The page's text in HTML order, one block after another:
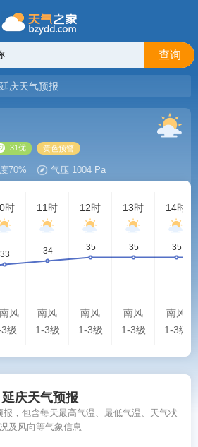
查询
延庆天气预报
70% 气压 1004 Pa
时
风
级
11时
南风
1-3级
12时
南风
1-3级
13时
南风
1-3级
14时
南风
1-3级
延庆天气预报
，包含每天最高气温、最低气温、天气状
况及风向等气象信息